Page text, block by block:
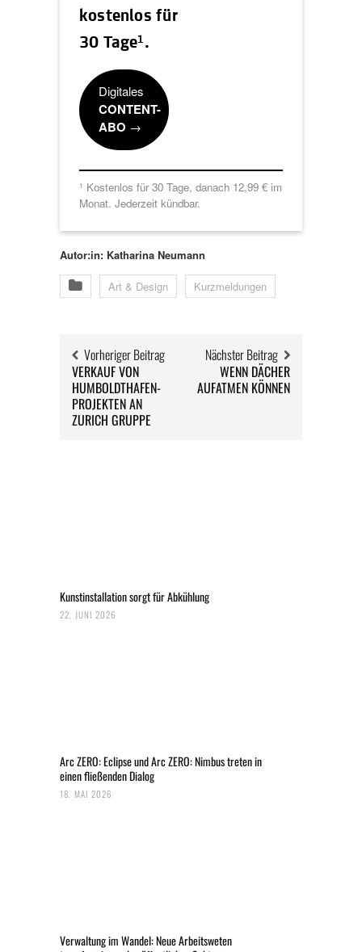
kostenlos für
30 Tage1 .
Digitales
CONTENT-
ABO →
1 Kostenlos für 30 Tage, danach 12,99 € im
Monat. Jederzeit kündbar.
Autor:in: Katharina Neumann
Art & Design Kurzmeldungen
Vorheriger Beitrag
VERKAUF VON
HUMBOLDTHAFEN-
PROJEKTEN AN
ZURICH GRUPPE
Nächster Beitrag
WENN DÄCHER
AUFATMEN KÖNNEN
Kunstinstallation sorgt für Abkühlung
22. JUNI 2026
Arc ZERO: Eclipse und Arc ZERO: Nimbus treten in
einen fließenden Dialog
18. MAI 2026
Verwaltung im Wandel: Neue Arbeitsweten